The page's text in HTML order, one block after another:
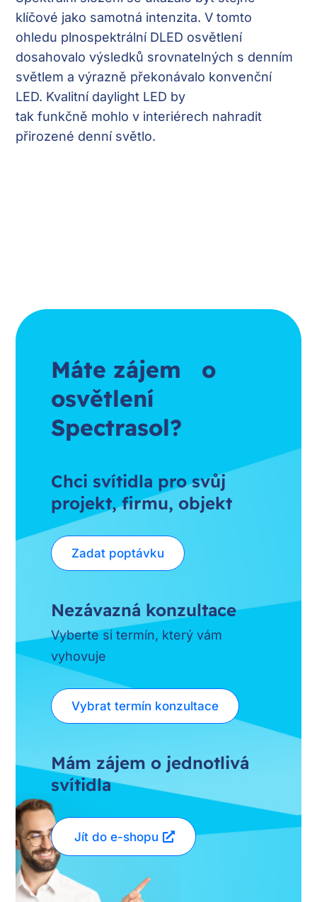
klíčové jako samotná intenzita. V tomto
ohledu plnospektrální DLED osvětlení
dosahovalo výsledků srovnatelných s denním
světlem a výrazně překonávalo konvenční
LED. Kvalitní daylight LED by
tak funkčně mohlo v interiérech nahradit
přirozené denní světlo.
Máte zájem o
osvětlení
Spectrasol?
Chci svítidla pro svůj
projekt, firmu, objekt
Zadat poptávku
Nezávazná konzultace
Vyberte si termín, který vám
vyhovuje
Vybrat termín konzultace
Mám zájem o jednotlivá
svítidla
Jít do e-shopu